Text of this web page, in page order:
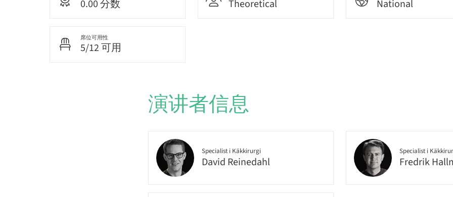
0.00 分数 Theoretical National
席位可用性
5/12 可用
演讲者信息
Specialist i Käkkirurgi
David Reinedahl
Specialist i
Fredrik